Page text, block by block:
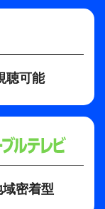
聴可能
密着型